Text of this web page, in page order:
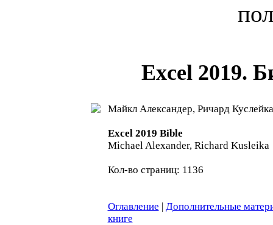
Excel 2019.
Майкл Александер, Ричард Куслейка
Excel 2019 Bible
Michael Alexander, Richard Kusleika
Кол-во страниц: 1136
Оглавление | Дополнительные
книге